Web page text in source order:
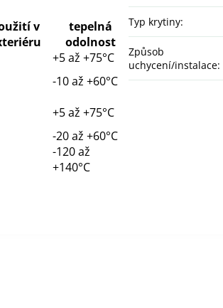
v
tepelná
odolnost
+5 až +75°C
-10 až +60°C
+5 až +75°C
-20 až +60°C
-120 až
+140°C
Typ krytiny:
Způsob
uchycení/instalace: